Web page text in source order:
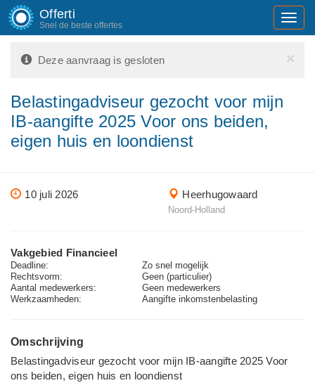
Offerti
Snel de beste offertes
×
Deze aanvraag is gesloten
Belastingadviseur gezocht voor mijn
IB-aangifte 2025 Voor ons beiden,
eigen huis en loondienst
10 juli 2026 Heerhugowaard
Noord-Holland
Vakgebied Financieel
Deadline:
Zo snel mogelijk
Rechtsvorm:
Geen (particulier)
Aantal medewerkers:
Geen medewerkers
Werkzaamheden:
Aangifte inkomstenbelasting
Omschrijving
Belastingadviseur gezocht voor mijn IB-aangifte 2025 Voor
ons beiden, eigen huis en loondienst